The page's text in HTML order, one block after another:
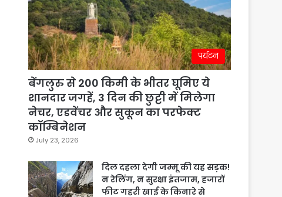
पर्यटन
बेंगलुरु से 200 किमी के भीतर घूमिए ये
शानदार जगहें, 3 दिन की छुट्टी में मिलेगा
नेचर, एडवेंचर और सुकून का परफेक्ट
कॉम्बिनेशन
July 23, 2026
दिल दहला देगी जम्मू की यह सड़क!
न रेलिंग, न सुरक्षा इंतजाम, हजारों
फीट गहरी खाई के किनारे से